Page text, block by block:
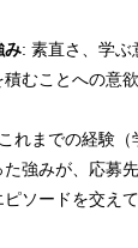
み: 素直さ、学ぶ
むことへの意
れまでの経験（
た強みが、応募
ソードを交え